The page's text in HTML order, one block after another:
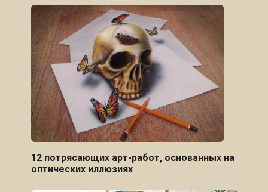
12 потрясающих арт-работ, основанных на
оптических иллюзиях